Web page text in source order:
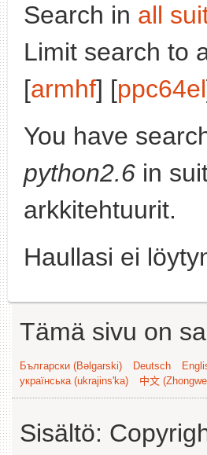
Search in all
Limit search to
[armhf] [ppc64el
You have
python2.6 in
arkkitehtuurit.
Haullasi ei
Tämä sivu on
Български (Bəlgarski) Deutsch
українська (ukrajins'ka)
中文
Sisältö: